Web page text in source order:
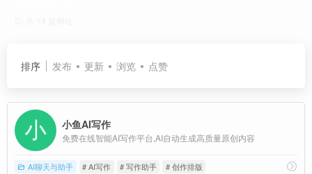
排序 发布 更新 浏览 点赞
小鱼AI写作
免费在线智能AI写作平台,AI自动生成高质量原创内容
AI聊天与助手 # AI写作 # 写作助手 # 创作排版